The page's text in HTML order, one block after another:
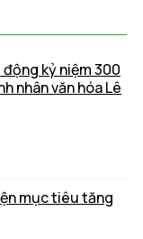
kỷ niệm 300
nhân văn hóa Lê
mục tiêu tăng